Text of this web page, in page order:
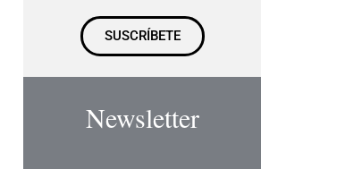
SUSCRÍBETE
Newsletter